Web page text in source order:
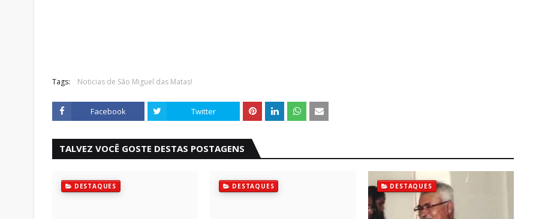
Tags: Noticias de São Miguel das Matas!
Facebook Twitter
TALVEZ VOCÊ GOSTE DESTAS POSTAGENS
DESTAQUES DESTAQUES DESTAQUES